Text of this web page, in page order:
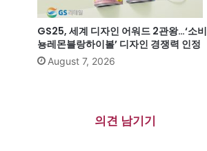
GS25, 세계 디자인 어워드 2관왕…‘소비
뇽레몬블랑하이볼’ 디자인 경쟁력 인정
August 7, 2026
의견 남기기